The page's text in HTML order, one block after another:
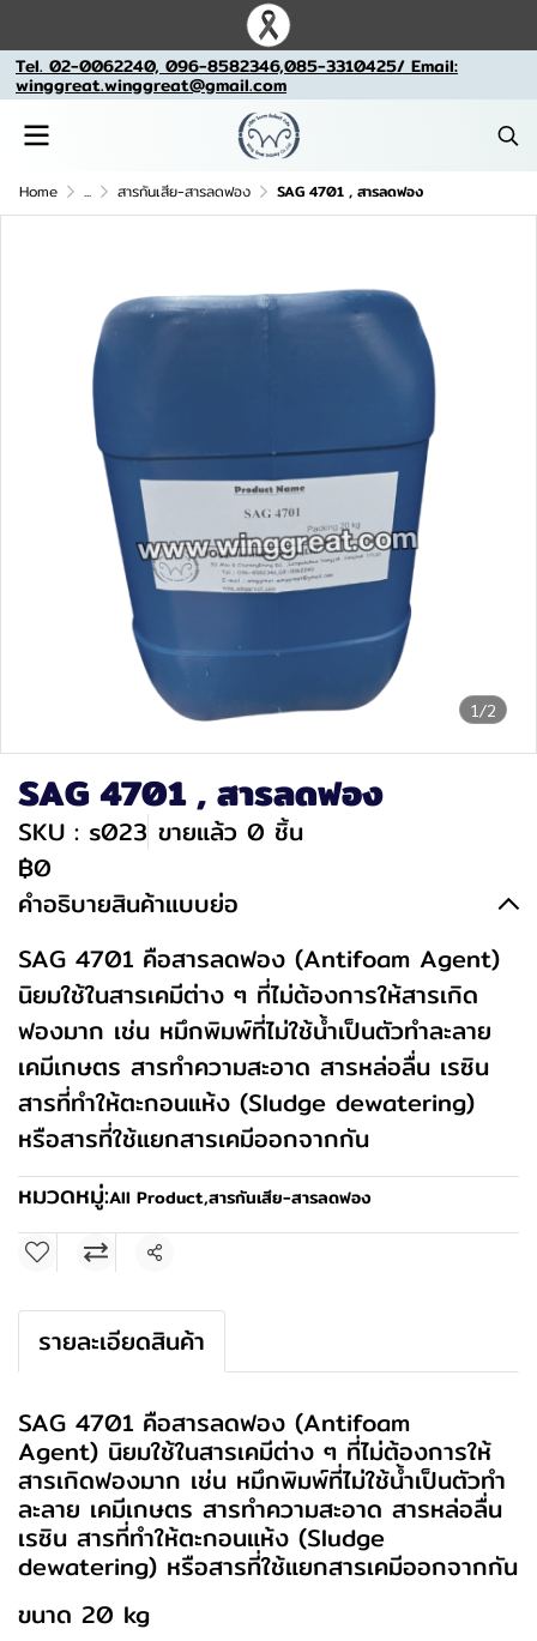
Tel. 02-0062240, 096-8582346,085-3310425/ Email:
winggreat.winggreat@gmail.com
Home ... สารกันเสีย-สารลดฟอง SAG 4701 , สารลดฟอง
1/2
SAG 4701 , สารลดฟอง
SKU : s023 ขายแล้ว 0 ชิ้น
฿0
คำอธิบายสินค้าแบบย่อ
SAG 4701 คือสารลดฟอง (Antifoam Agent)
นิยมใช้ในสารเคมีต่าง ๆ ที่ไม่ต้องการให้สารเกิด
ฟองมาก เช่น หมึกพิมพ์ที่ไม่ใช้น้ำเป็นตัวทำละลาย
เคมีเกษตร สารทำความสะอาด สารหล่อลื่น เรซิน
สารที่ทำให้ตะกอนแห้ง (Sludge dewatering)
หรือสารที่ใช้แยกสารเคมีออกจากกัน
หมวดหมู่:All Product,สารกันเสีย-สารลดฟอง
แชร์
รายละเอียดสินค้า
SAG 4701 คือสารลดฟอง (Antifoam
Agent) นิยมใช้ในสารเคมีต่าง ๆ ที่ไม่ต้องการให้
สารเกิดฟองมาก เช่น หมึกพิมพ์ที่ไม่ใช้น้ำเป็นตัวทำ
ละลาย เคมีเกษตร สารทำความสะอาด สารหล่อลื่น
เรซิน สารที่ทำให้ตะกอนแห้ง (Sludge
dewatering) หรือสารที่ใช้แยกสารเคมีออกจากกัน
ขนาด 20 kg